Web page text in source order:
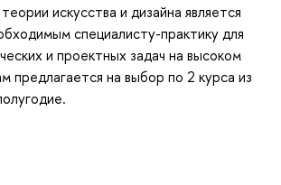
искусства и дизайна является
специалисту-практику для
и проектных задач на высоком
предлагается на выбор по 2 курса из